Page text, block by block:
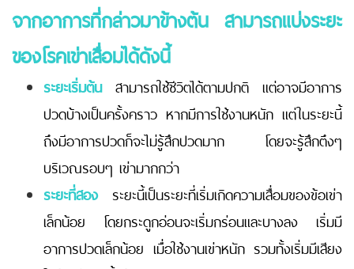
จากอาการที่กล่าวมาข้างต้น สามารถแบ่งระยะ
ของโรคเข่าเสื่อมได้ดังนี้
ระยะเริ่มต้น สามารถใช้ชีวิตได้ตามปกติ แต่อาจมีอาการ
ปวดบ้างเป็นครั้งคราว หากมีการใช้งานหนัก แต่ในระยะนี้
ถึงมีอาการปวดก็จะไม่รู้สึกปวดมาก โดยจะรู้สึกตึงๆ
บริเวณรอบๆ เข่ามากกว่า
ระยะที่สอง ระยะนี้เป็นระยะที่เริ่มเกิดความเสื่อมของข้อเข่า
เล็กน้อย โดยกระดูกอ่อนจะเริ่มกร่อนและบางลง เริ่มมี
อาการปวดเล็กน้อย เมื่อใช้งานเข่าหนัก รวมทั้งเริ่มมีเสียง